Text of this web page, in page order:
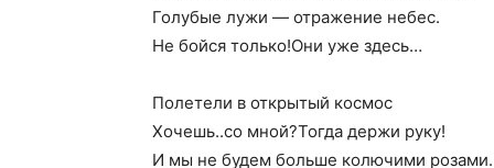
Голубые лужи — отражение небес.
Не бойся только!Они уже здесь…
Полетели в открытый космос
Хочешь..со мной?Тогда держи руку!
И мы не будем больше колючими розами.